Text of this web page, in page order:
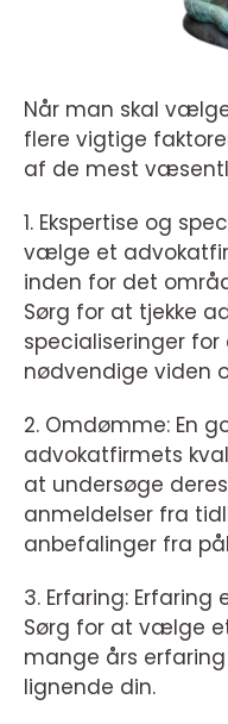
Når man skal
flere vigtige
af de mest
1. Ekspertise og
vælge et
inden for det
Sørg for at tjekke
specialiseringer
nødvendige viden
2. Omdømme: En
advokatfirmets
at undersøge
anmeldelser fra
anbefalinger fra
3. Erfaring:
Sørg for at vælge
mange års
lignende din.